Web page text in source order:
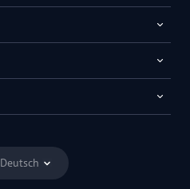
Deutsch